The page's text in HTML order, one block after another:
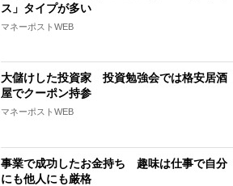
ス」タイプが多い
マネーポストWEB
大儲けした投資家 投資勉強会では格安居酒
屋でクーポン持参
マネーポストWEB
事業で成功したお金持ち 趣味は仕事で自分
にも他人にも厳格